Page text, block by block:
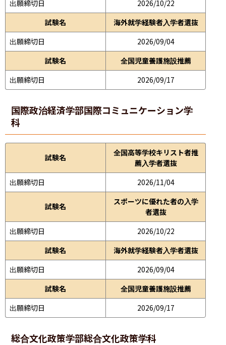
出願締切日
2026/10/22
試験名
海外就学経験者入学者選抜
出願締切日
2026/09/04
試験名
全国児童養護施設推薦
出願締切日
2026/09/17
国際政治経済学部国際コミュニケーション学
科
試験名
全国高等学校キリスト者推
薦入学者選抜
出願締切日
2026/11/04
試験名
スポーツに優れた者の入学
者選抜
出願締切日
2026/10/22
試験名
海外就学経験者入学者選抜
出願締切日
2026/09/04
試験名
全国児童養護施設推薦
出願締切日
2026/09/17
総合文化政策学部総合文化政策学科